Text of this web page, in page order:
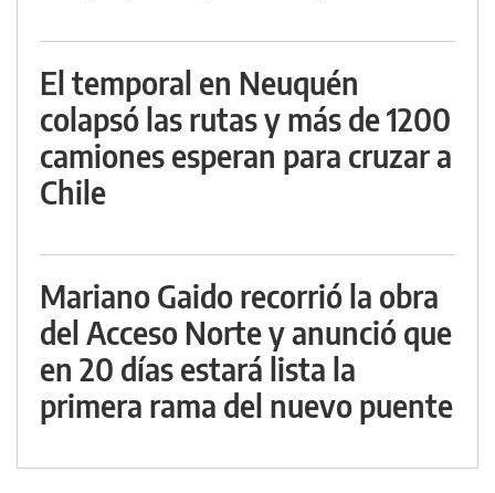
El temporal en Neuquén
colapsó las rutas y más de 1200
camiones esperan para cruzar a
Chile
Mariano Gaido recorrió la obra
del Acceso Norte y anunció que
en 20 días estará lista la
primera rama del nuevo puente